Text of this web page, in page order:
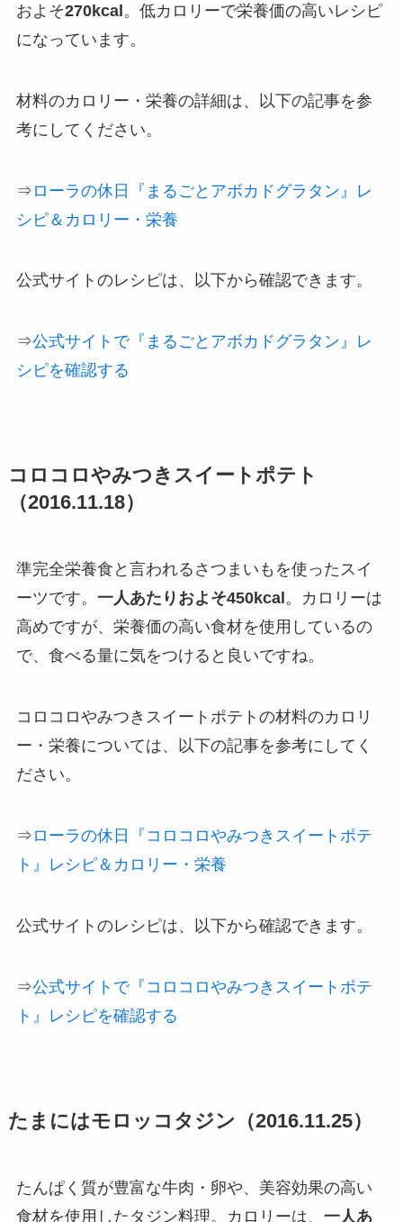
およそ270kcal。低カロリーで栄養価の高いレシピ
になっています。
材料のカロリー・栄養の詳細は、以下の記事を参
考にしてください。
⇒ ローラの休日『まるごとアボカドグラタン』レ
シピ＆カロリー・栄養
公式サイトのレシピは、以下から確認できます。
⇒公式サイトで『まるごとアボカドグラタン』レ
シピを確認する
コロコロやみつきスイートポテト
（2016.11.18）
準完全栄養食と言われるさつまいもを使ったスイ
ーツです。 一人あたりおよそ450kcal 。カロリーは
高めですが、栄養価の高い食材を使用しているの
で、食べる量に気をつけると良いですね。
コロコロやみつきスイートポテトの材料のカロリ
ー・栄養については、以下の記事を参考にしてく
ださい。
⇒ ローラの休日『コロコロやみつきスイートポテ
ト』レシピ＆カロリー・栄養
公式サイトのレシピは、以下から確認できます。
⇒公式サイトで『コロコロやみつきスイートポテ
ト』レシピを確認する
たまにはモロッコタジン（2016.11.25）
たんぱく質が豊富な牛肉・卵や、美容効果の高い
食材を使用したタジン料理。カロリーは、 一人あ